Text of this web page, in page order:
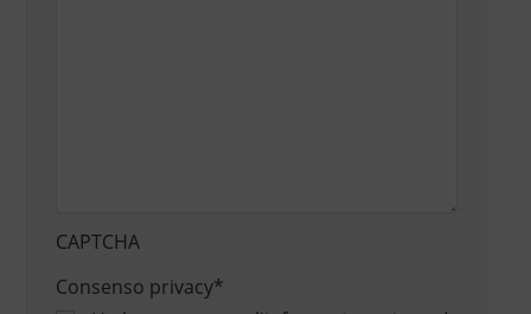
CAPTCHA
Consenso privacy*